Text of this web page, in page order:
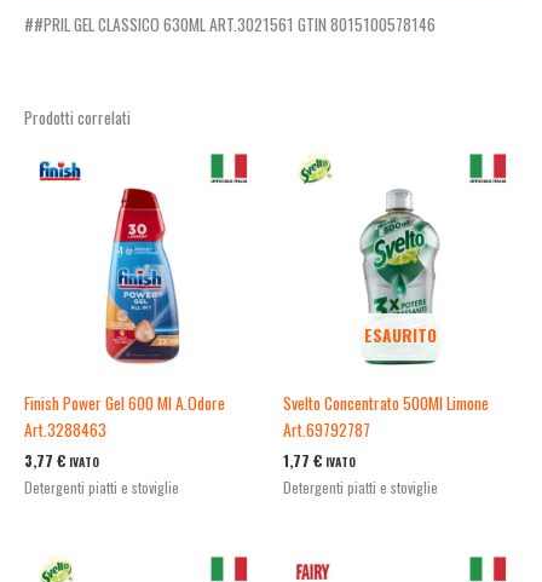
##PRIL GEL CLASSICO 630ML ART.3021561 GTIN 8015100578146
Prodotti correlati
Finish Power Gel 600 Ml A.Odore
Art.3288463
3,77 € IVATO
Detergenti piatti e stoviglie
ESAURITO
Svelto Concentrato 500Ml Limone
Art.69792787
1,77 € IVATO
Detergenti piatti e stoviglie